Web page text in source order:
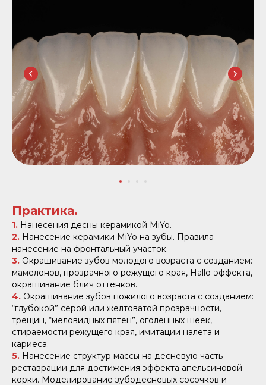
Практика.
1. Нанесения десны керамикой MiYo.
2. Нанесение керамики MiYo на зубы. Правила
нанесение на фронтальный участок.
3. Окрашивание зубов молодого возраста с созданием:
мамелонов, прозрачного режущего края, Hallo-эффекта,
окрашивание блич оттенков.
4. Окрашивание зубов пожилого возраста с созданием:
“глубокой” серой или желтоватой прозрачности,
трещин, “меловидных пятен”, оголенных шеек,
стираемости режущего края, имитации налета и
кариеса.
5. Нанесение структур массы на десневую часть
реставрации для достижения эффекта апельсиновой
корки. Моделирование зубодесневых сосочков и